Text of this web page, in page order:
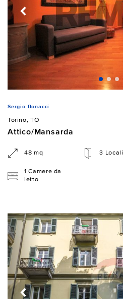
Sergio Bonacci
Torino, TO
Attico/Mansarda
48 mq 3 Locali
1 Camere da
letto